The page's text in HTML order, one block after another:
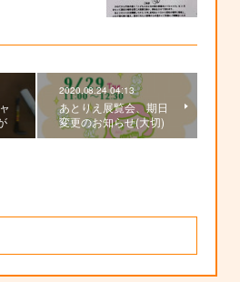
2020.08.24 04:13
あとりえ展覧会、期日
変更のお知らせ(大切)